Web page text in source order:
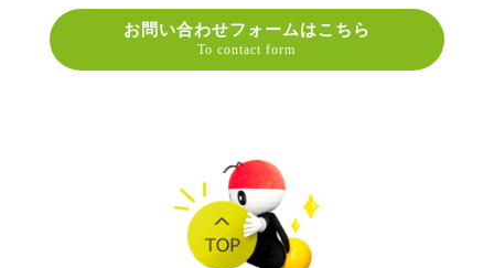
お問い合わせフォームはこちら
To contact form